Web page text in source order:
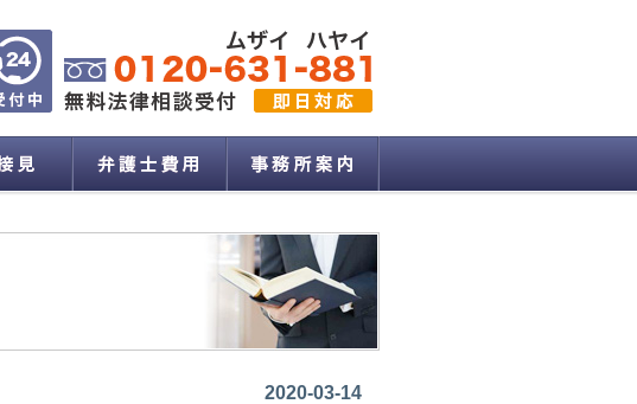
2020-03-14